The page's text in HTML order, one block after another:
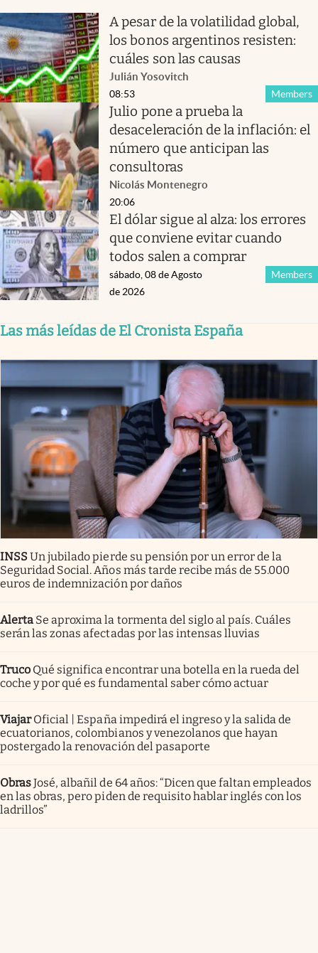
A pesar de la volatilidad global,
los bonos argentinos resisten:
cuáles son las causas
Julián Yosovitch
Members
08:53
Julio pone a prueba la
desaceleración de la inflación: el
número que anticipan las
consultoras
Nicolás Montenegro
20:06
El dólar sigue al alza: los errores
que conviene evitar cuando
todos salen a comprar
Members
sábado, 08 de Agosto
de 2026
Las más leídas de El Cronista España
INSSUn jubilado pierde su pensión por un error de la
Seguridad Social. Años más tarde recibe más de 55.000
euros de indemnización por daños
Alerta Se aproxima la tormenta del siglo al país. Cuáles
serán las zonas afectadas por las intensas lluvias
Truco Qué significa encontrar una botella en la rueda del
coche y por qué es fundamental saber cómo actuar
Viajar Oficial | España impedirá el ingreso y la salida de
ecuatorianos, colombianos y venezolanos que hayan
postergado la renovación del pasaporte
ObrasJosé, albañil de 64 años: “Dicen que faltan empleados
en las obras, pero piden de requisito hablar inglés con los
ladrillos”